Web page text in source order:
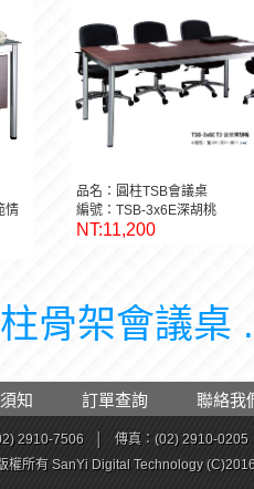
情
品名：圓柱TSB會議桌
編號：TSB-3x6E深胡桃
NT:11,200
骨架會議桌
知 訂單查詢 聯絡我
2910-7506
傳真：(02) 2910-0205
權所有 SanYi Digital Technology